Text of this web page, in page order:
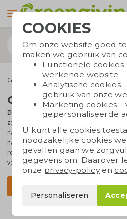
Geefmomenten
Geschenken voor
De lente
is een seizoen waar iedereen
zonnestralen, groene knoppen aan
narcissen langs de weg, vogels die
natuur een prachtige tijd is, is het ook
relaties iets van deze lentekriebels
voorjaar met dezegroene geschenken
Sorteer op
COOKIES
Om onze website goed
maken we gebruik van
Functionele cookies
werkende website
Analytische cookies
gebruik van onze
Marketing cookies –
gepersonaliseerde
U kunt alle cookies
noodzakelijke cookies
gevallen gaan we
gegevens om. Daarover
onze privacy-policyen
Personaliseren